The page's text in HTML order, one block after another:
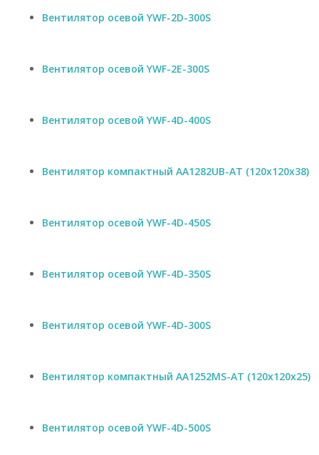
Вентилятор осевой YWF-2D-300S
Вентилятор осевой YWF-2E-300S
Вентилятор осевой YWF-4D-400S
Вентилятор компактный AA1282UB-AT (120x120x38)
Вентилятор осевой YWF-4D-450S
Вентилятор осевой YWF-4D-350S
Вентилятор осевой YWF-4D-300S
Вентилятор компактный AA1252MS-AT (120x120x25)
Вентилятор осевой YWF-4D-500S